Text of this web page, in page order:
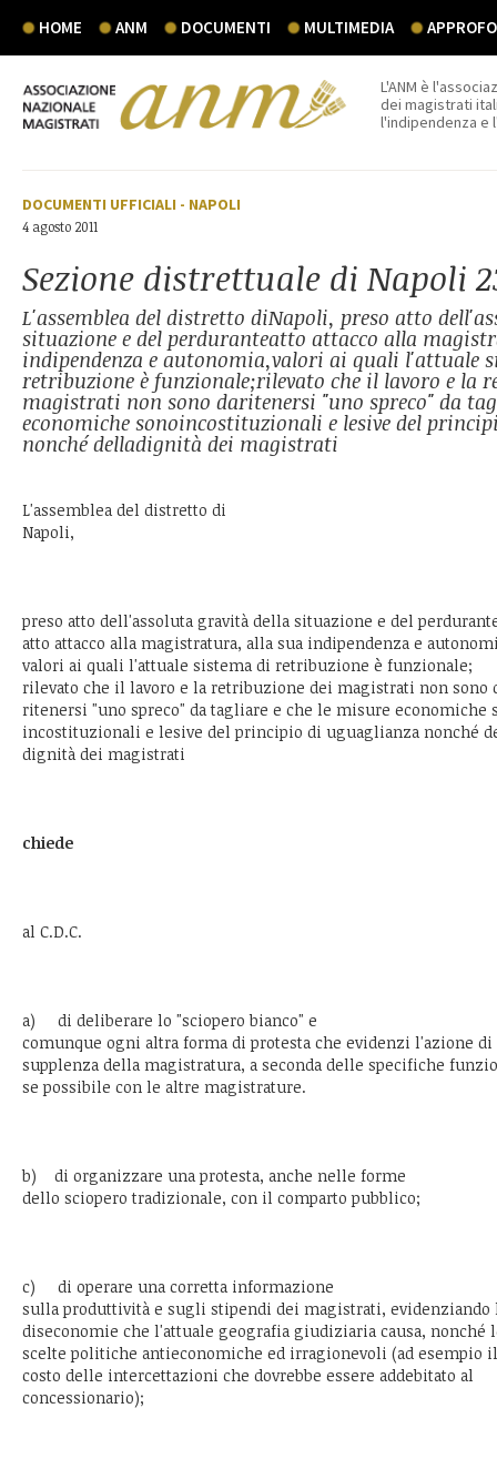
HOME ANM DOCUMENTI MULTIMEDIA
L'ANM è
dei magistrati
l'indipendenza e
DOCUMENTI UFFICIALI - NAPOLI
4 agosto 2011
Sezione distrettuale di Napoli
L'assemblea del distretto diNapoli, preso atto
situazione e del perduranteatto attacco alla
indipendenza e autonomia,valori ai quali l'attuale
retribuzione è funzionale;rilevato che il lavoro e la
magistrati non sono daritenersi "uno spreco" da
economiche sonoincostituzionali e lesive del
nonché delladignità dei magistrati
L'assemblea del distretto di
Napoli,
preso atto dell'assoluta gravità della situazione e del
atto attacco alla magistratura, alla sua indipendenza e
valori ai quali l'attuale sistema di retribuzione è funzionale;
rilevato che il lavoro e la retribuzione dei magistrati non sono
ritenersi "uno spreco" da tagliare e che le misure economiche
incostituzionali e lesive del principio di uguaglianza nonché
dignità dei magistrati
chiede
al C.D.C.
a) di deliberare lo "sciopero bianco" e
comunque ogni altra forma di protesta che evidenzi l'azione di
supplenza della magistratura, a seconda delle specifiche
se possibile con le altre magistrature.
b) di organizzare una protesta, anche nelle forme
dello sciopero tradizionale, con il comparto pubblico;
c) di operare una corretta informazione
sulla produttività e sugli stipendi dei magistrati, evidenziando
diseconomie che l'attuale geografia giudiziaria causa, nonché
scelte politiche antieconomiche ed irragionevoli (ad esempio il
costo delle intercettazioni che dovrebbe essere addebitato al
concessionario);